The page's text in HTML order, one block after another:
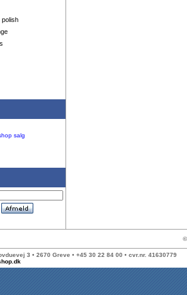
sort
polish
salg
3 • 2670 Greve • +45 30 22 84 00 • cvr.nr. 41630779